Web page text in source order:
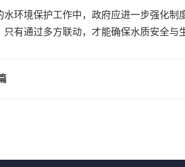
水环境保护工作中，政府应进一步强化
只有通过多方联动，才能确保水质安全与